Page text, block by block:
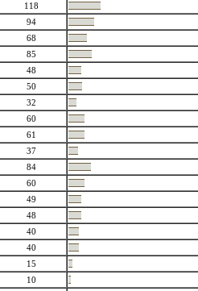
118
94
68
85
48
50
32
60
61
37
84
60
49
48
40
40
15
10